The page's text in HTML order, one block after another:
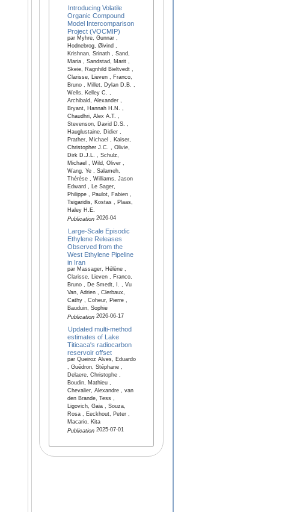
Introducing Volatile
Organic Compound
Model Intercomparison
Project (VOCMIP)
par Myhre, Gunnar ,
Hodnebrog, Øivind ,
Krishnan, Srinath , Sand,
Maria , Sandstad, Marit ,
Skeie, Ragnhild Bieltvedt ,
Clarisse, Lieven , Franco,
Bruno , Millet, Dylan D.B. ,
Wells, Kelley C. ,
Archibald, Alexander ,
Bryant, Hannah H.N. ,
Chaudhri, Alex A.T. ,
Stevenson, David D.S. ,
Hauglustaine, Didier ,
Prather, Michael , Kaiser,
Christopher J.C. , Olivie,
Dirk D.J.L. , Schulz,
Michael , Wild, Oliver ,
Wang, Ye , Salameh,
Thérèse , Williams, Jason
Edward , Le Sager,
Philippe , Paulot, Fabien ,
Tsigaridis, Kostas , Plaas,
Haley H.E.
Publication2026-04
Large-Scale Episodic
Ethylene Releases
Observed from the
West Ethylene Pipeline
in Iran
par Massager, Hélène ,
Clarisse, Lieven , Franco,
Bruno , De Smedt, I. , Vu
Van, Adrien , Clerbaux,
Cathy , Coheur, Pierre ,
Bauduin, Sophie
Publication2026-06-17
Updated multi-method
estimates of Lake
Titicaca's radiocarbon
reservoir offset
par Queiroz Alves, Eduardo
, Guédron, Stéphane ,
Delaere, Christophe ,
Boudin, Mathieu ,
Chevalier, Alexandre , van
den Brande, Tess ,
Ligovich, Gaia , Souza,
Rosa , Eeckhout, Peter ,
Macario, Kita
Publication2025-07-01